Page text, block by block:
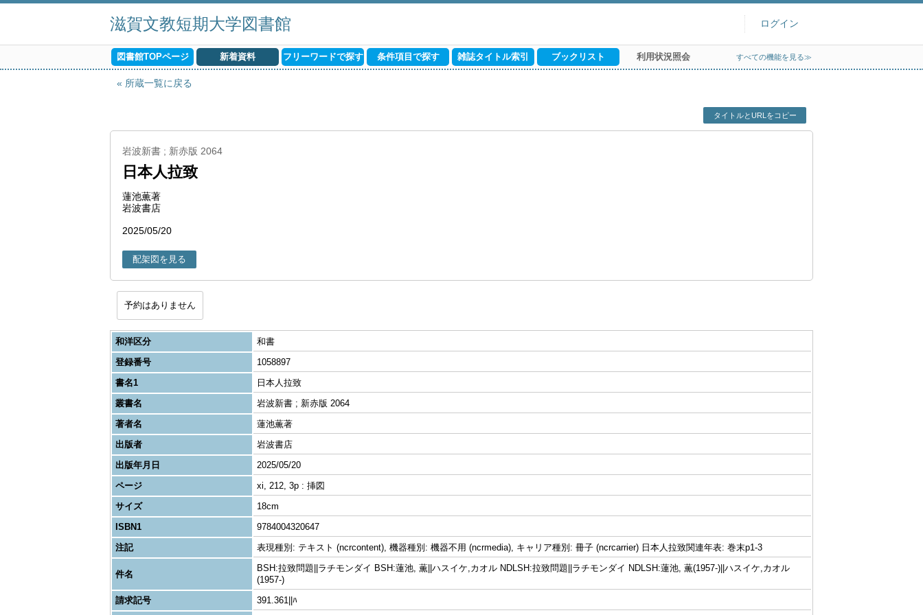
滋賀文教短期大学図書館 ログイン
図書館TOPページ 新着資料 フリーワードで探す 条件項目で探す 雑誌タイトル索引 ブックリスト 利用状況照会 すべての機能を見る≫
所蔵一覧に戻る
タイトルとURLをコピー
岩波新書 ; 新赤版 2064
日本人拉致
蓮池薫著
岩波書店
2025/05/20
配架図を見る
予約はありません
和洋区分
和書
登録番号
1058897
書名1
日本人拉致
叢書名
岩波新書 ; 新赤版 2064
著者名
蓮池薫著
出版者
岩波書店
出版年月日
2025/05/20
ページ
xi, 212, 3p : 挿図
サイズ
18cm
ISBN1
9784004320647
注記
表現種別: テキスト (ncrcontent), 機器種別: 機器不用 (ncrmedia), キャリア種別: 冊子 (ncrcarrier) 日本人拉致関連年表: 巻末p1-3
件名
BSH:拉致問題||ラチモンダイ BSH:蓮池, 薫||ハスイケ,カオル NDLSH:拉致問題||ラチモンダイ NDLSH:蓮池, 薫(1957-)||ハスイケ,カオル
(1957-)
請求記号
391.361||ﾊ